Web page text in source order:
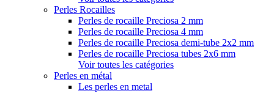
Perles Rocailles
Perles de rocaille Preciosa 2 mm
Perles de rocaille Preciosa 4 mm
Perles de rocaille Preciosa demi-tube 2x2 mm
Perles de rocaille Preciosa tubes 2x6 mm
Voir toutes les catégories
Perles en métal
Les perles en metal